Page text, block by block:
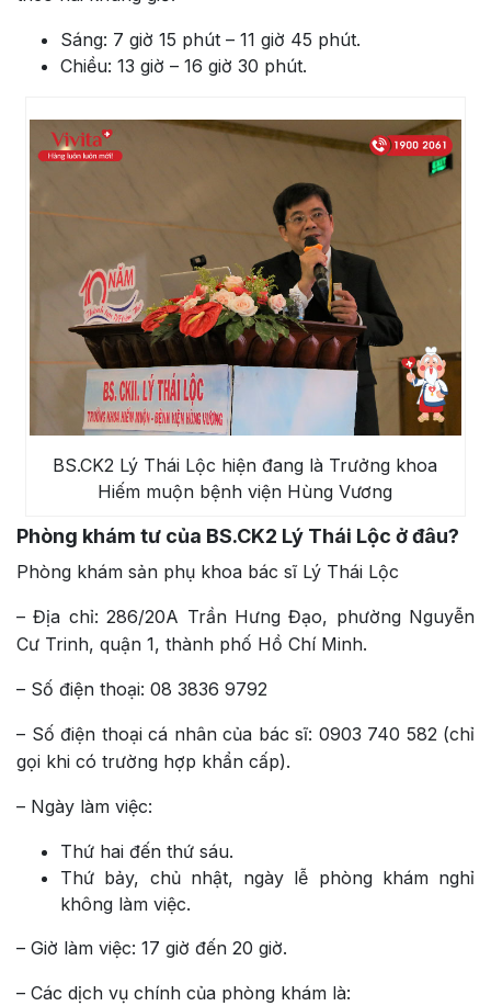
Sáng: 7 giờ 15 phút – 11 giờ 45 phút.
Chiều: 13 giờ – 16 giờ 30 phút.
BS.CK2 Lý Thái Lộc hiện đang là Trưởng khoa
Hiếm muộn bệnh viện Hùng Vương
Phòng khám tư của BS.CK2 Lý Thái Lộc ở đâu?
Phòng khám sản phụ khoa bác sĩ Lý Thái Lộc
– Địa chỉ: 286/20A Trần Hưng Đạo, phường Nguyễn
Cư Trinh, quận 1, thành phố Hồ Chí Minh.
– Số điện thoại: 08 3836 9792
– Số điện thoại cá nhân của bác sĩ: 0903 740 582 (chỉ
gọi khi có trường hợp khẩn cấp).
– Ngày làm việc:
Thứ hai đến thứ sáu.
Thứ bảy, chủ nhật, ngày lễ phòng khám nghỉ
không làm việc.
– Giờ làm việc: 17 giờ đến 20 giờ.
– Các dịch vụ chính của phòng khám là: